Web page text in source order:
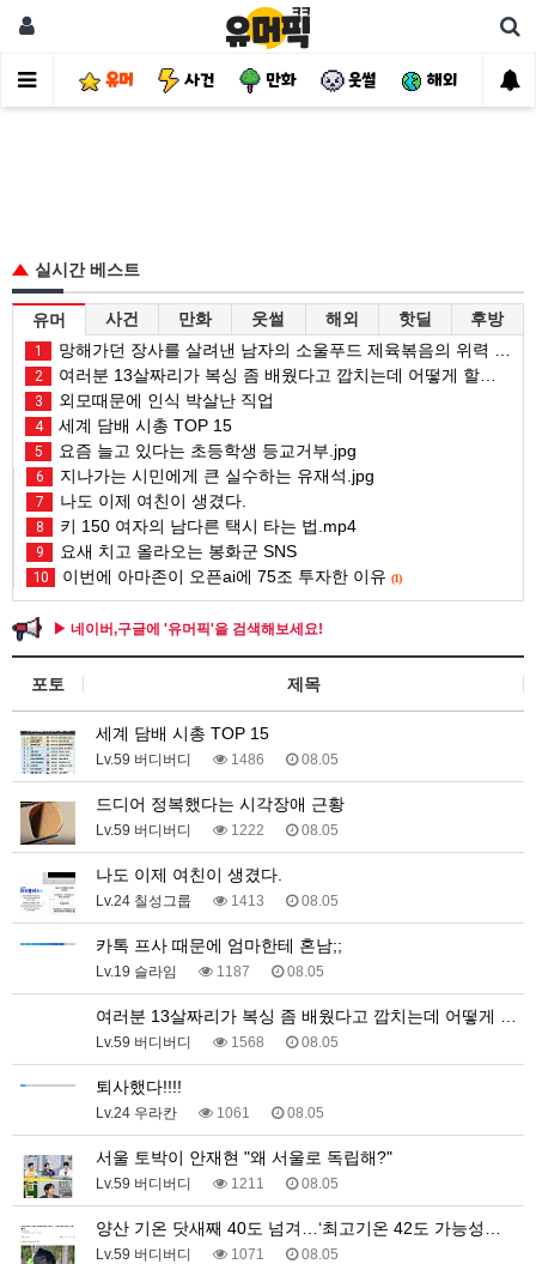
유머 사건 만화 웃썰 해외 핫
실시간 베스트
유머 사건 만화 웃썰 해외 핫딜 후방
1 망해가던 장사를 살려낸 남자의 소울푸드 제육볶음의 위력 ㅋㅋ
2 여러분 13살짜리가 복싱 좀 배웠다고 깝치는데 어떻게 할까요?
3 외모때문에 인식 박살난 직업
4 세계 담배 시총 TOP 15
5 요즘 늘고 있다는 초등학생 등교거부.jpg
6 지나가는 시민에게 큰 실수하는 유재석.jpg
7 나도 이제 여친이 생겼다.
8 키 150 여자의 남다른 택시 타는 법.mp4
9 요새 치고 올라오는 봉화군 SNS
10 이번에 아마존이 오픈ai에 75조 투자한 이유 (1)
▶ 네이버,구글에 '유머픽'을 검색해보세요!
포토 제목
세계 담배 시총 TOP 15
Lv.59 버디버디 1486 08.05
드디어 정복했다는 시각장애 근황
Lv.59 버디버디 1222 08.05
나도 이제 여친이 생겼다.
Lv.24 칠성그룹 1413 08.05
카톡 프사 때문에 엄마한테 혼남;;
Lv.19 슬라임 1187 08.05
여러분 13살짜리가 복싱 좀 배웠다고 깝치는데 어떻게 …
Lv.59 버디버디 1568 08.05
퇴사했다!!!!
Lv.24 우라칸 1061 08.05
서울 토박이 안재현 "왜 서울로 독립해?"
Lv.59 버디버디 1211 08.05
양산 기온 닷새째 40도 넘겨…‘최고기온 42도 가능성…
Lv.59 버디버디 1071 08.05